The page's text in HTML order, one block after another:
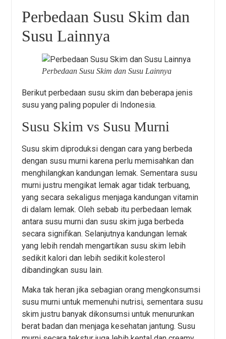
Perbedaan Susu Skim dan
Susu Lainnya
Perbedaan Susu Skim dan Susu Lainnya
Berikut perbedaan susu skim dan beberapa jenis
susu yang paling populer di Indonesia.
Susu Skim vs Susu Murni
Susu skim diproduksi dengan cara yang berbeda
dengan susu murni karena perlu memisahkan dan
menghilangkan kandungan lemak. Sementara susu
murni justru mengikat lemak agar tidak terbuang,
yang secara sekaligus menjaga kandungan vitamin
di dalam lemak. Oleh sebab itu perbedaan lemak
antara susu murni dan susu skim juga berbeda
secara signifikan. Selanjutnya kandungan lemak
yang lebih rendah mengartikan susu skim lebih
sedikit kalori dan lebih sedikit kolesterol
dibandingkan susu lain.
Maka tak heran jika sebagian orang mengkonsumsi
susu murni untuk memenuhi nutrisi, sementara susu
skim justru banyak dikonsumsi untuk menurunkan
berat badan dan menjaga kesehatan jantung. Susu